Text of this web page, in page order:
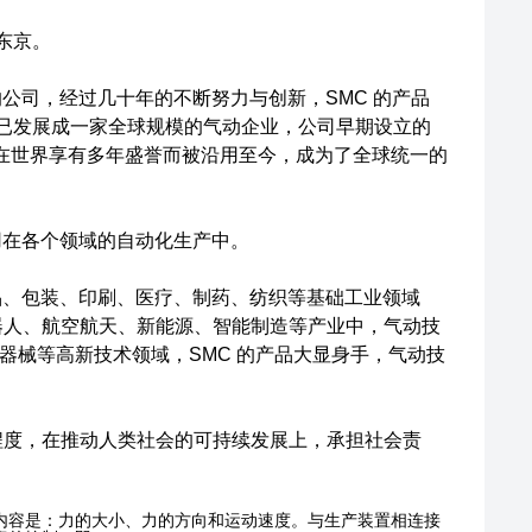
。
司，经过几十年的不断努力与创新，SMC 的产品
展成一家全球规模的气动企业，公司早期设立的
界享有多年盛誉而被沿用至今，成为了全球统一的
各个领域的自动化生产中。
包装、印刷、医疗、制药、纺织等基础工业领域
、航空航天、新能源、智能制造等产业中，气动技
械等高新技术领域，SMC 的产品大显身手，气动技
，在推动人类社会的可持续发展上，承担社会责
是：力的大小、力的方向和运动速度。与生产装置相连接